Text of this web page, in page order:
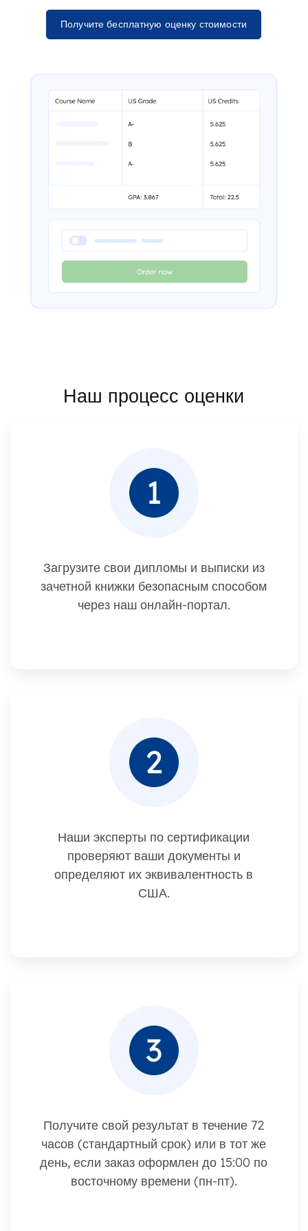
Получите бесплатную оценку стоимости
Наш процесс оценки
Загрузите свои дипломы и выписки из
зачетной книжки безопасным способом
через наш онлайн-портал.
Наши эксперты по сертификации
проверяют ваши документы и
определяют их эквивалентность в
США.
Получите свой результат в течение 72
часов (стандартный срок) или в тот же
день, если заказ оформлен до 15:00 по
восточному времени (пн-пт).